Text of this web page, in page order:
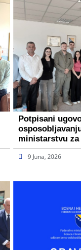
Potpisani
ministarstvu
9 Juna, 2026